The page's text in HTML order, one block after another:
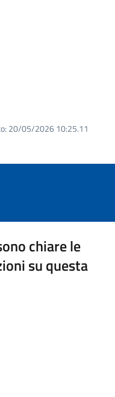
20/05/2026 10:25.11
chiare le
su questa